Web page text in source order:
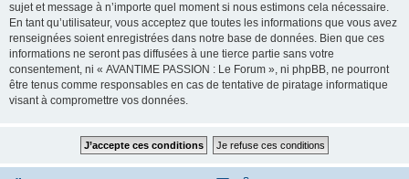
sujet et message à n’importe quel moment si nous estimons cela nécessaire.
En tant qu’utilisateur, vous acceptez que toutes les informations que vous avez
renseignées soient enregistrées dans notre base de données. Bien que ces
informations ne seront pas diffusées à une tierce partie sans votre
consentement, ni « AVANTIME PASSION : Le Forum », ni phpBB, ne pourront
être tenus comme responsables en cas de tentative de piratage informatique
visant à compromettre vos données.